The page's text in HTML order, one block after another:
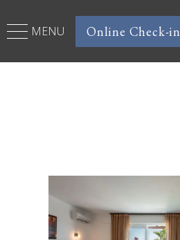
MENU Online Check-in